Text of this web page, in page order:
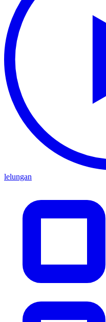
lelungan